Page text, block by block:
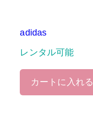
adidas
レンタル可能
カートに入れる